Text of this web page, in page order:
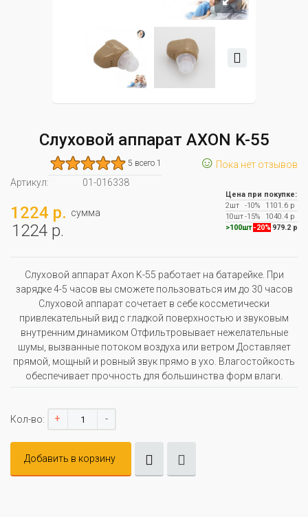
Слуховой аппарат AXON K-55
5 всего 1 ☺ Пока нет отзывов
Артикул:
01-016338
1224 р. сумма
1224 р.
Цена при покупке:
2шт
-10%
1101.6 р
10шт-15%
1040.4 р
>100шт -20% 979.2 р
Слуховой аппарат Axon K-55 работает на батарейке. При
зарядке 4-5 часов вы сможете пользоваться им до 30 часов
Слуховой аппарат сочетает в себе косcметически
привлекательный вид с гладкой поверхностью и звуковым
внутренним динамиком Отфильтровывает нежелательные
шумы, вызванные потоком воздуха или ветром Доставляет
прямой, мощный и ровный звук прямо в ухо. Влагостойкость
обеспечивает прочность для большинства форм влаги.
Кол-во: + -
Добавить в корзину